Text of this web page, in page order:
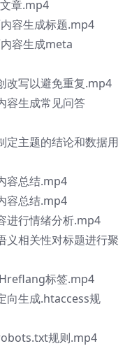
章.mp4
容生成标题.mp4
容生成meta
改写以避免重复.mp4
容生成常见问答
定主题的结论和数据用
容总结.mp4
容总结.mp4
进行情绪分析.mp4
义相关性对标题进行聚
标签.mp4
向生成.htaccess规
规则.mp4